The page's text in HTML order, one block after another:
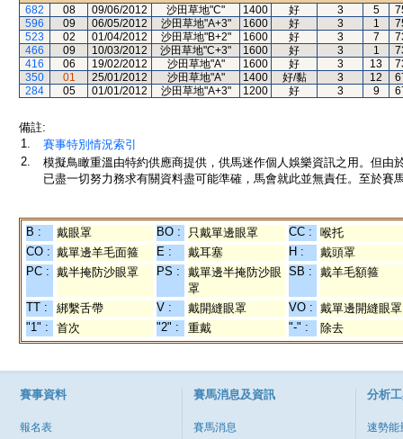
682
08 09/06/2012 沙田草地"C" 1400 好 3 5
596
09 06/05/2012 沙田草地"A+3" 1600 好 3 1
523
02 01/04/2012 沙田草地"B+2" 1600 好 3 7
466
09 10/03/2012 沙田草地"C+3" 1600 好 3 1
416
06 19/02/2012 沙田草地"A" 1600 好 3 13
350
01 25/01/2012 沙田草地"A" 1400 好/黏 3 12
284
05 01/01/2012 沙田草地"A+3" 1200 好 3 9
備註:
1.
賽事特別情況索引
2.
模擬鳥瞰重溫由特約供應商提供，供馬迷作個人娛樂資訊之用。但
已盡一切努力務求有關資料盡可能準確，馬會就此並無責任。至於賽
B : 戴眼罩 BO : 只戴單邊眼罩 CC :
喉托
CO : 戴單邊羊毛面箍 E : 戴耳塞 H :
戴頭罩
PC : 戴半掩防沙眼罩 PS :
戴單邊半掩防沙眼
罩
SB : 戴羊毛額箍
TT : 綁繫舌帶 V : 戴開縫眼罩 VO : 戴單邊開縫眼罩
"1" :
首次 "2" : 重戴 "-" : 除去
賽事資料
報名表
賽馬消息及資訊
賽馬消息
分析
速勢能